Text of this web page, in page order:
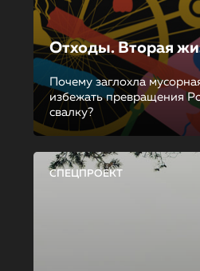
Отходы. Вторая
Почему заглохла
избежать превращения
свалку?
СПЕЦПРОЕКТ